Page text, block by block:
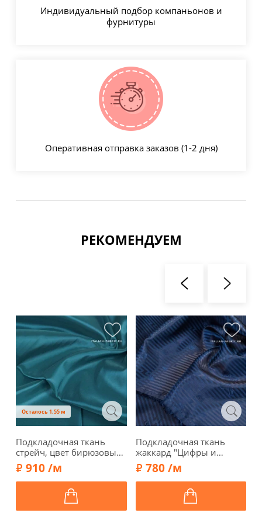
Индивидуальный подбор компаньонов и
фурнитуры
Оперативная отправка заказов (1-2 дня)
РЕКОМЕНДУЕМ
Осталось 1.55 м
Подкладочная ткань
стрейч, цвет бирюзовый,
1062057
910 /м
Подкладочная ткань
жаккард "Цифры и
буквы", цвет синий,
01879-2
780 /м